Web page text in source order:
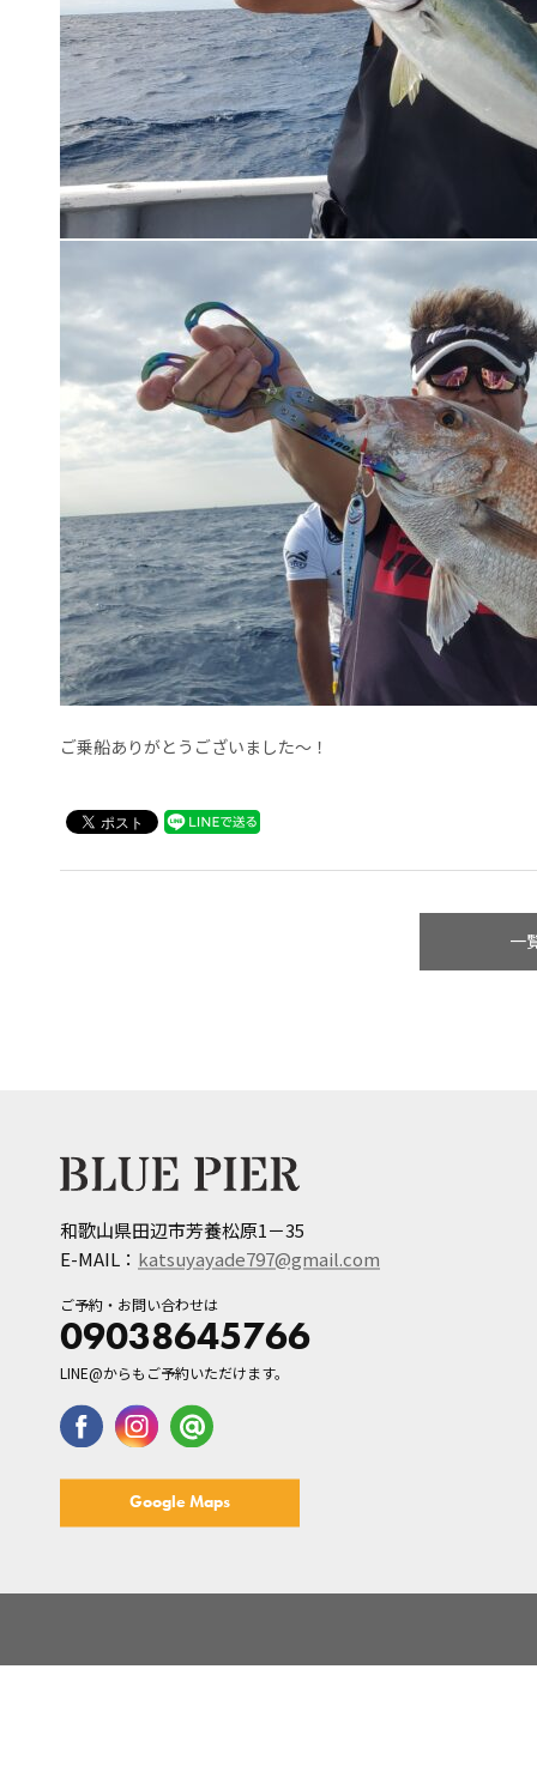
ご乗船ありがとうございました～！
一
和歌山県田辺市芳養松原1－35
E-MAIL： katsuyayade797@gmail.com
ご予約・お問い合わせは
09038645766
LINE@からもご予約いただけます。
Google Maps